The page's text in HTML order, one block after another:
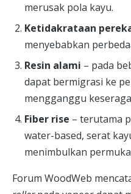
merusak pola kayu.
Ketidakrataan
menyebabkan
Resin alami – pada
dapat bermigrasi ke
mengganggu
Fiber rise – terutama
water-based, serat
menimbulkan
Forum WoodWeb